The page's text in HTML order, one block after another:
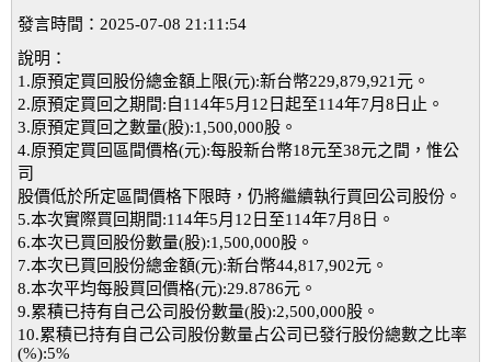
發言時間：2025-07-08 21:11:54
說明：
1.原預定買回股份總金額上限(元):新台幣229,879,921元。
2.原預定買回之期間:自114年5月12日起至114年7月8日止。
3.原預定買回之數量(股):1,500,000股。
4.原預定買回區間價格(元):每股新台幣18元至38元之間，惟公
司
股價低於所定區間價格下限時，仍將繼續執行買回公司股份。
5.本次實際買回期間:114年5月12日至114年7月8日。
6.本次已買回股份數量(股):1,500,000股。
7.本次已買回股份總金額(元):新台幣44,817,902元。
8.本次平均每股買回價格(元):29.8786元。
9.累積已持有自己公司股份數量(股):2,500,000股。
10.累積已持有自己公司股份數量占公司已發行股份總數之比率
(%):5%